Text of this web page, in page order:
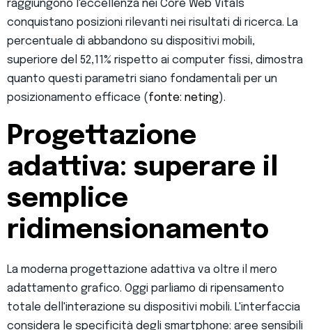
raggiungono l'eccellenza nei Core Web Vitals
conquistano posizioni rilevanti nei risultati di ricerca. La
percentuale di abbandono su dispositivi mobili,
superiore del 52,11% rispetto ai computer fissi, dimostra
quanto questi parametri siano fondamentali per un
posizionamento efficace (fonte: neting).
Progettazione
adattiva: superare il
semplice
ridimensionamento
La moderna progettazione adattiva va oltre il mero
adattamento grafico. Oggi parliamo di ripensamento
totale dell'interazione su dispositivi mobili. L'interfaccia
considera le specificità degli smartphone: aree sensibili